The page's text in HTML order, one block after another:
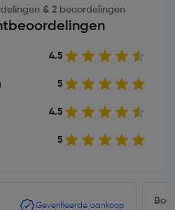
& 2 beoordelingen
4.5
5
4.5
5
Geverifieerde aankoop